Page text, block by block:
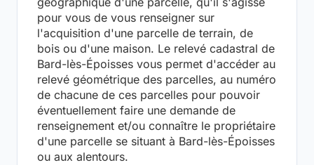
pour vous de vous renseigner sur
l'acquisition d'une parcelle de terrain, de
bois ou d'une maison. Le relevé cadastral de
Bard-lès-Époisses vous permet d'accéder au
relevé géométrique des parcelles, au numéro
de chacune de ces parcelles pour pouvoir
éventuellement faire une demande de
renseignement et/ou connaître le propriétaire
d'une parcelle se situant à Bard-lès-Époisses
ou aux alentours.